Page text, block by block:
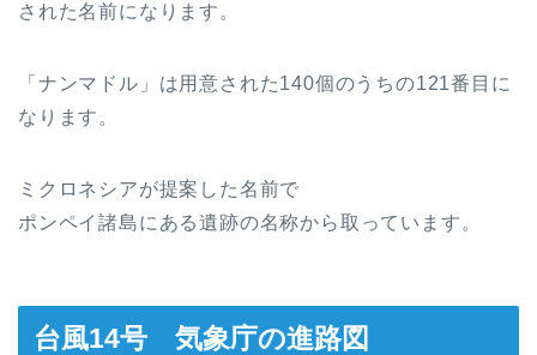
された名前になります。
「ナンマドル」は用意された140個のうちの121番目に
なります。
ミクロネシアが提案した名前で
ポンペイ諸島にある遺跡の名称から取っています。
台風14号 気象庁の進路図